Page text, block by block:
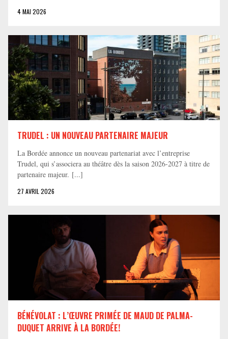
4 MAI 2026
TRUDEL : UN NOUVEAU PARTENAIRE MAJEUR
La Bordée annonce un nouveau partenariat avec l’entreprise
Trudel, qui s’associera au théâtre dès la saison 2026-2027 à titre de
partenaire majeur. [...]
27 AVRIL 2026
BÉNÉVOLAT : L’ŒUVRE PRIMÉE DE MAUD DE PALMA-
DUQUET ARRIVE À LA BORDÉE!